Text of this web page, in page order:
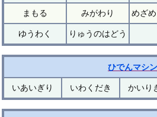
まもる みがわり めざ
ゆうわく りゅうのはどう
ひでんマシン
いあいぎり いわくだき かいり